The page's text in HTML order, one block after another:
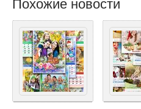
Похожие новости